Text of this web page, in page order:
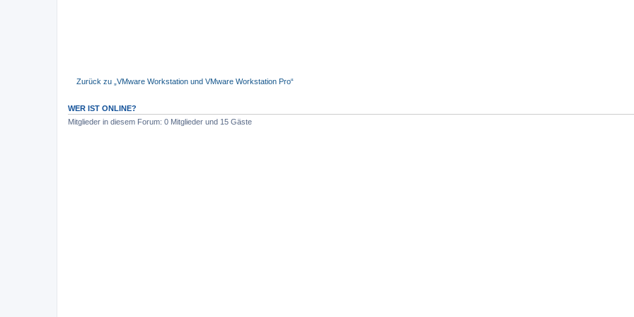
Zurück zu „VMware Workstation und VMware Workstation Pro“
WER IST ONLINE?
Mitglieder in diesem Forum: 0 Mitglieder und 15 Gäste